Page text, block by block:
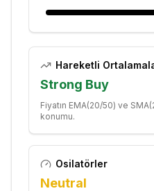
Hareketli
Strong Buy
Fiyatın EMA(20/50) ve
konumu.
Osilatörler
Neutral